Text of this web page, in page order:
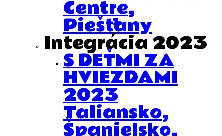
Centre,
Piešťany
Integrácia 2023
S DEŤMI ZA
HVIEZDAMI
2023
Taliansko,
Španielsko,